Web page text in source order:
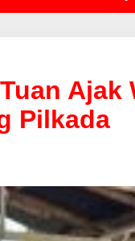
Ajak
Pilkada